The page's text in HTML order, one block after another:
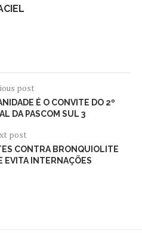
post
É O CONVITE DO 2º
DA PASCOM SUL 3
post
CONTRA BRONQUIOLITE
EVITA INTERNAÇÕES